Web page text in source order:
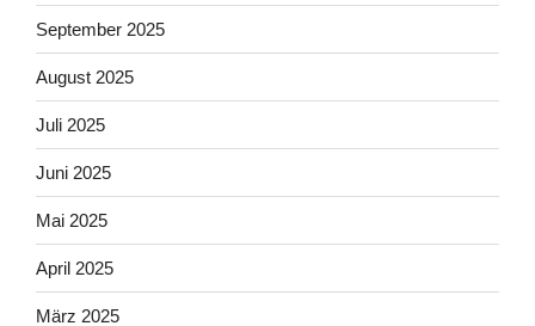
September 2025
August 2025
Juli 2025
Juni 2025
Mai 2025
April 2025
März 2025